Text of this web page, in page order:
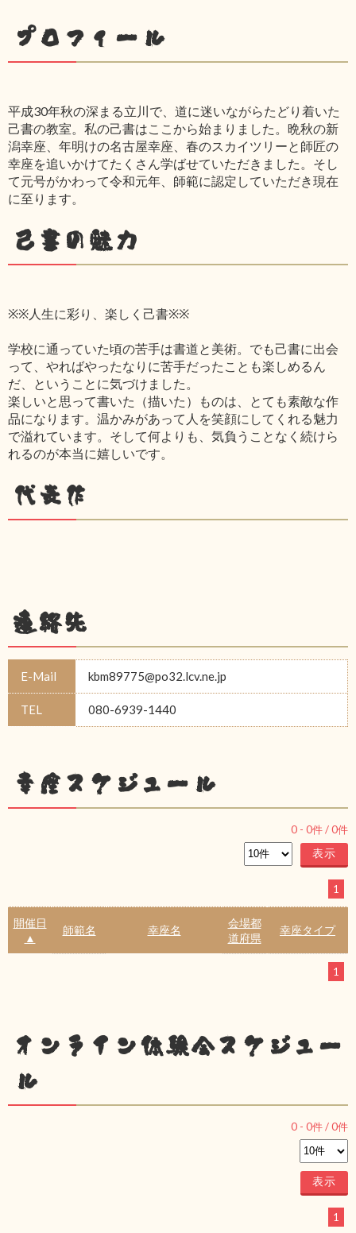
プロフィール
平成30年秋の深まる立川で、道に迷いながらたどり着いた
己書の教室。私の己書はここから始まりました。晩秋の新
潟幸座、年明けの名古屋幸座、春のスカイツリーと師匠の
幸座を追いかけてたくさん学ばせていただきました。そし
て元号がかわって令和元年、師範に認定していただき現在
に至ります。
己書の魅力
※※人生に彩り、楽しく己書※※
学校に通っていた頃の苦手は書道と美術。でも己書に出会
って、やればやったなりに苦手だったことも楽しめるん
だ、ということに気づけました。
楽しいと思って書いた（描いた）ものは、とても素敵な作
品になります。温かみがあって人を笑顔にしてくれる魅力
で溢れています。そして何よりも、気負うことなく続けら
れるのが本当に嬉しいです。
代表作
連絡先
E-Mail kbm89775@po32.lcv.ne.jp
TEL 080-6939-1440
幸座スケジュール
0 - 0件 /0件
1
開催日
▲
師範名 幸座名
会場都
道府県
幸座タイプ
1
オンライン体験会スケジュー
ル
0 - 0件 /0件
1